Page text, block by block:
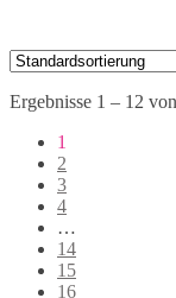
Ergebnisse 1 – 12
1
2
3
4
…
14
15
16